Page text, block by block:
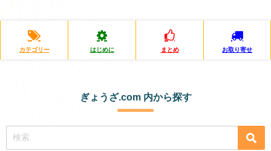
カテゴリー はじめに まとめ お取り寄せ
ぎょうざ.com 内から探す